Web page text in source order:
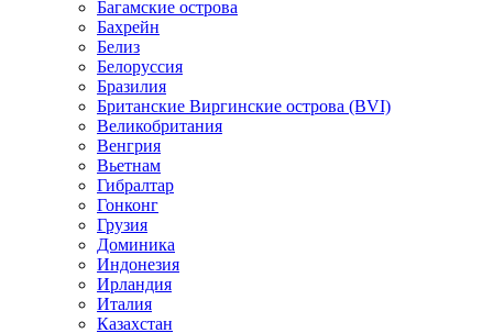
Багамские острова
Бахрейн
Белиз
Белоруссия
Бразилия
Британские Виргинские острова (BVI)
Великобритания
Венгрия
Вьетнам
Гибралтар
Гонконг
Грузия
Доминика
Индонезия
Ирландия
Италия
Казахстан